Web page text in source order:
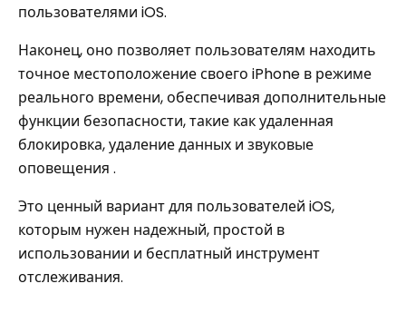
пользователями iOS.
Наконец, оно позволяет пользователям находить
точное местоположение своего iPhone в режиме
реального времени, обеспечивая дополнительные
функции безопасности, такие как удаленная
блокировка, удаление данных и звуковые
оповещения .
Это ценный вариант для пользователей iOS,
которым нужен надежный, простой в
использовании и бесплатный инструмент
отслеживания.